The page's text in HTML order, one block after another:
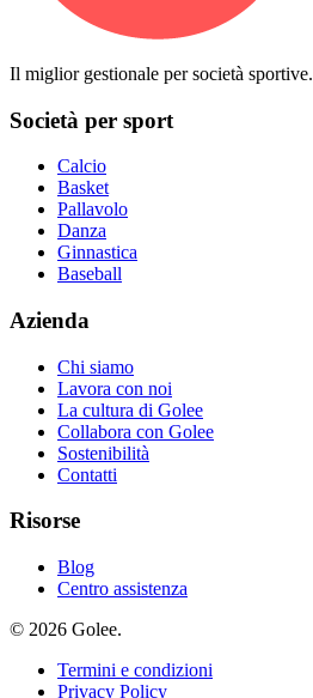
Il miglior gestionale per società sportive.
Società per sport
Calcio
Basket
Pallavolo
Danza
Ginnastica
Baseball
Azienda
Chi siamo
Lavora con noi
La cultura di Golee
Collabora con Golee
Sostenibilità
Contatti
Risorse
Blog
Centro assistenza
© 2026 Golee.
Termini e condizioni
Privacy Policy